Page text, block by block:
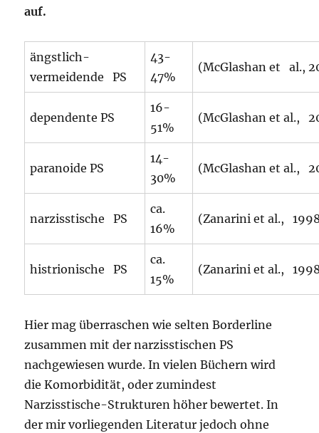
auf.
ängstlich-
vermeidende PS
43-
47%
(McGlashan et al.,
dependente PS
16-
51%
(McGlashan et al.,
paranoide PS
14-
30%
(McGlashan et al.,
narzisstische PS
ca.
16%
(Zanarini et al.,
histrionische PS
ca.
15%
(Zanarini et al.,
Hier mag überraschen wie selten Borderline
zusammen mit der narzisstischen PS
nachgewiesen wurde. In vielen Büchern wird
die Komorbidität, oder zumindest
Narzisstische-Strukturen höher bewertet. In
der mir vorliegenden Literatur jedoch ohne